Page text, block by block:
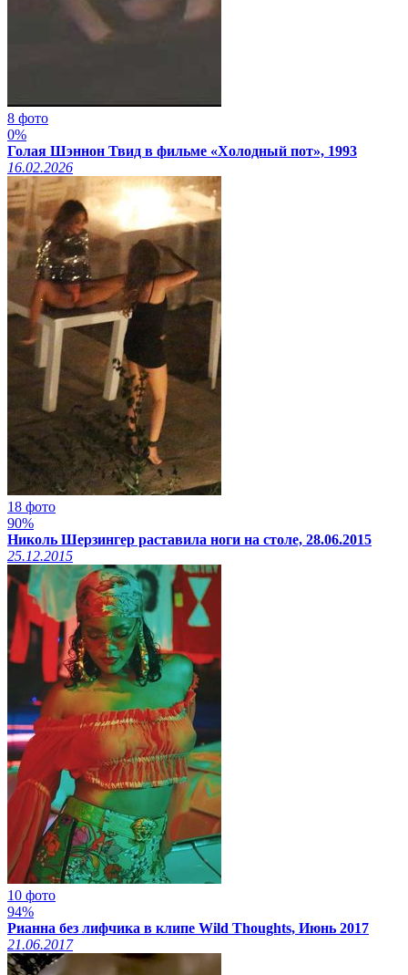
8 фото
0%
Голая Шэннон Твид в фильме «Холодный пот», 1993
16.02.2026
18 фото
90%
Николь Шерзингер раставила ноги на столе, 28.06.2015
25.12.2015
10 фото
94%
Рианна без лифчика в клипе Wild Thoughts, Июнь 2017
21.06.2017